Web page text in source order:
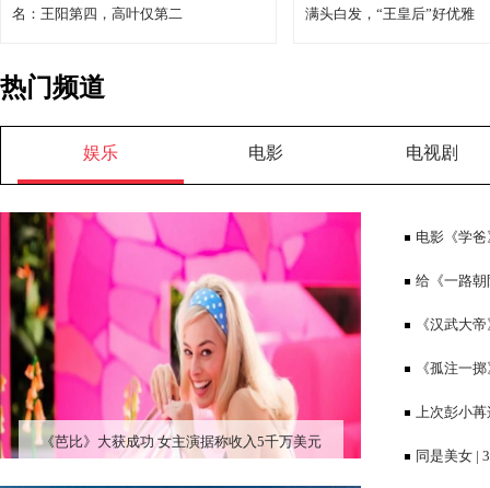
名：王阳第四，高叶仅第二
满头白发，“王皇后”好优雅
热门频道
娱乐 电影 电视剧
《芭比》大获成功 女主演据称收入5千万美元
电影《学
断有笑有泪
给《一路
四，高叶仅
《汉武大
发，“王皇后
《孤注一
亿，将反超
上次彭小
同是美女 |